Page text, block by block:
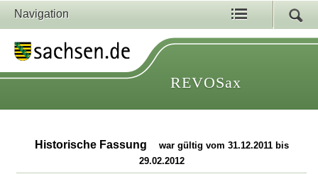
Navigation
REVOSax
Historische Fassung
war gültig vom 31.12.2011 bis
29.02.2012